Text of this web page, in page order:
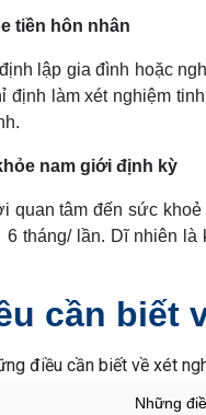
tiền hôn nhân
lập gia đình hoặc
định làm xét nghiệm
nam giới định kỳ
quan tâm đến sức
6 tháng/ lần. Dĩ nhiên
cần biết
Những